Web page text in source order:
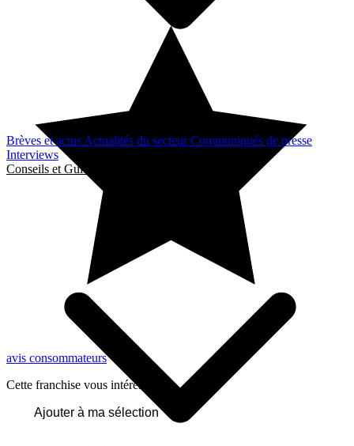
Brèves et actus Actualités du secteurCommuniqués de presse
Interviews
Conseils et Guides
avis consommateurs
Cette franchise vous intéresse ?
Ajouter à ma sélection